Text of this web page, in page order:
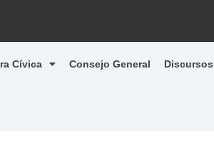
Cívica Consejo General Discursos